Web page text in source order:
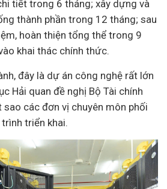
tiết trong 6 tháng; xây dựng và
thành phần trong 12 tháng; sau
hoàn thiện tổng thể trong 9
khai thác chính thức.
đây là dự án công nghệ rất lớn
Hải quan đề nghị Bộ Tài chính
các đơn vị chuyên môn phối
triển khai.